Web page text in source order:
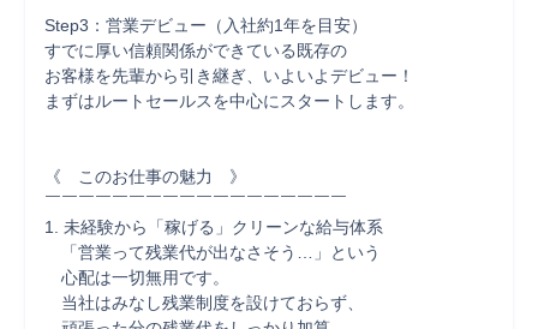
Step3：営業デビュー（入社約1年を目安）
すでに厚い信頼関係ができている既存の
お客様を先輩から引き継ぎ、いよいよデビュー！
まずはルートセールスを中心にスタートします。
《　このお仕事の魅力　》
￣￣￣￣￣￣￣￣￣￣￣￣￣￣￣￣￣￣
1. 未経験から「稼げる」クリーンな給与体系
「営業って残業代が出なさそう…」という
心配は一切無用です。
当社はみなし残業制度を設けておらず、